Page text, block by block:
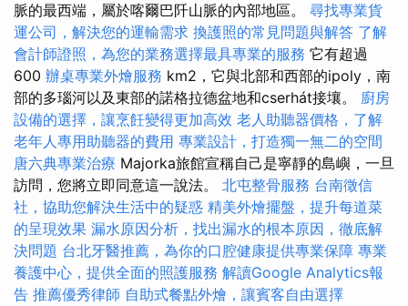
脈的最西端，屬於喀爾巴阡山脈的內部地區。 尋找專業貨
運公司，解決您的運輸需求 換護照的常見問題與解答 了解
會計師證照，為您的業務選擇最具專業的服務 它有超過
600 辦桌專業外燴服務 km2，它與北部和西部的ipoly，南
部的多瑙河以及東部的諾格拉德盆地和cserhát接壤。 廚房
設備的選擇，讓烹飪變得更加高效 老人助聽器價格，了解
老年人專用助聽器的費用 專業設計，打造獨一無二的空間
唐六典專業治療 Majorka旅館宣稱自己是寧靜的島嶼，一旦
訪問，您將立即同意這一說法。 北屯整骨服務 台南徵信
社，協助您解決生活中的疑惑 精美外燴擺盤，提升每道菜
的呈現效果 漏水原因分析，找出漏水的根本原因，徹底解
決問題 台北牙醫推薦，為你的口腔健康提供專業保障 專業
養護中心，提供全面的照護服務 解讀Google Analytics報
告 推薦優秀律師 自助式餐點外燴，讓賓客自由選擇